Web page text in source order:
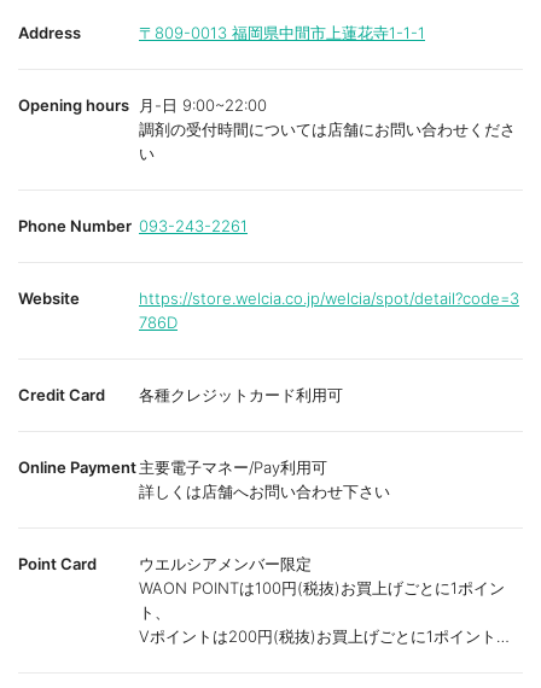
Address 〒809-0013 福岡県中間市上蓮花寺1-1-1
Opening hours
月-日 9:00~22:00
調剤の受付時間については店舗にお問い合わせくださ
い
Phone Number 093-243-2261
Website
https://store.welcia.co.jp/welcia/spot/detail?code=3
786D
Credit Card 各種クレジットカード利用可
Online Payment主要電子マネー/Pay利用可
詳しくは店舗へお問い合わせ下さい
Point Card
ウエルシアメンバー限定
WAON POINTは100円(税抜)お買上げごとに1ポイン
ト、
Vポイントは200円(税抜)お買上げごとに1ポイント進